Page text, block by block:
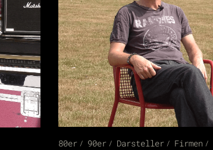
80er 90er Darsteller Firmen